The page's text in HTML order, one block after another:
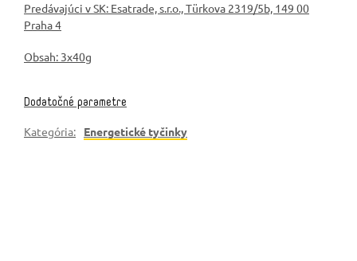
Predávajúci v SK: Esatrade, s.r.o., Türkova 2319/5b, 149 00
Praha 4
Obsah: 3x40g
Dodatočné parametre
Kategória: Energetické tyčinky